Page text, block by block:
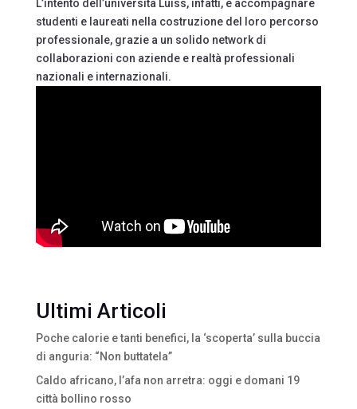
L’intento dell’università Luiss, infatti, è accompagnare
studenti e laureati nella costruzione del loro percorso
professionale, grazie a un solido network di
collaborazioni con aziende e realtà professionali
nazionali e internazionali.
Ultimi Articoli
Poche calorie e tanti benefici, la ‘scoperta’ sulla buccia
di anguria: “Non buttatela”
Caldo africano, l’afa non arretra: oggi e domani 19
città bollino rosso